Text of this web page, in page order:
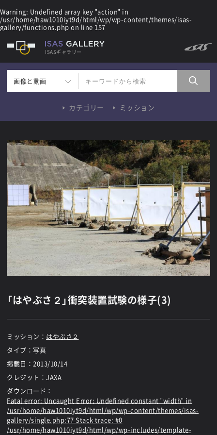
Warning: Undefined array key "action" in
/usr/home/haw1010iyt9d/html/wp/wp-content/themes/isas-
gallery/functions.php on line 157
ISASギャラリー
画像と動画
カテゴリー ミッション
「はやぶさ２」衝突装置試験の様子(3)
ミッション： はやぶさ２
タイプ：写真
掲載日： 2013/10/14
クレジット：JAXA
ダウンロード：
Fatal error: Uncaught Error: Undefined constant "width" in
/usr/home/haw1010iyt9d/html/wp/wp-content/themes/isas-
gallery/single.php:77 Stack trace: #0
/usr/home/haw1010iyt9d/html/wp/wp-includes/template-